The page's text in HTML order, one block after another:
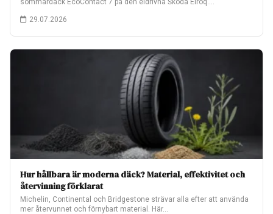
sommardäck EcoContact 7 på den eldrivna Škoda Elroq.
29.07.2026
Hur hållbara är moderna däck? Material, effektivitet och
återvinning förklarat
Michelin, Continental och Bridgestone strävar alla efter att använda
mer återvunnet och förnybart material. Här…